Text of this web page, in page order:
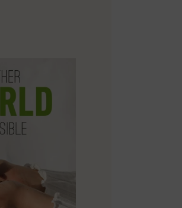
superiores a 50€ - devoluções
ampliado para 60 dias para utilizadores
do Club.